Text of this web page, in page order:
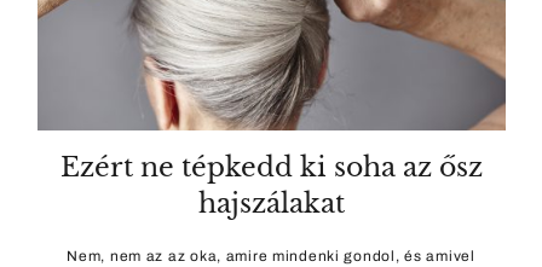
Ezért ne tépkedd ki soha az ősz
hajszálakat
Nem, nem az az oka, amire mindenki gondol, és amivel